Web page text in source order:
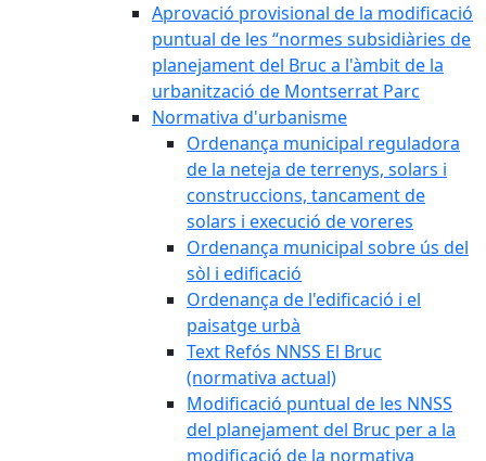
Aprovació provisional de la modificació
puntual de les “normes subsidiàries de
planejament del Bruc a l'àmbit de la
urbanització de Montserrat Parc
Normativa d'urbanisme
Ordenança municipal reguladora
de la neteja de terrenys, solars i
construccions, tancament de
solars i execució de voreres
Ordenança municipal sobre ús del
sòl i edificació
Ordenança de l'edificació i el
paisatge urbà
Text Refós NNSS El Bruc
(normativa actual)
Modificació puntual de les NNSS
del planejament del Bruc per a la
modificació de la normativa